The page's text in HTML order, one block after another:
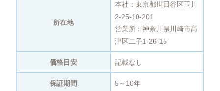
所在地
本社：東京都世田谷区玉川
2-25-10-201
営業所：神奈川県川崎市高
津区二子1-26-15
価格目安 記載なし
保証期間 5～10年